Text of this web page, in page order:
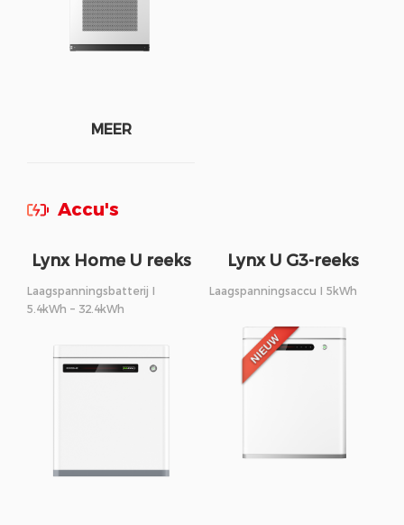
MEER
Accu's
Lynx Home U reeks
Laagspanningsbatterij I
5.4kWh – 32.4kWh
Lynx U G3-reeks
Laagspanningsaccu I 5kWh